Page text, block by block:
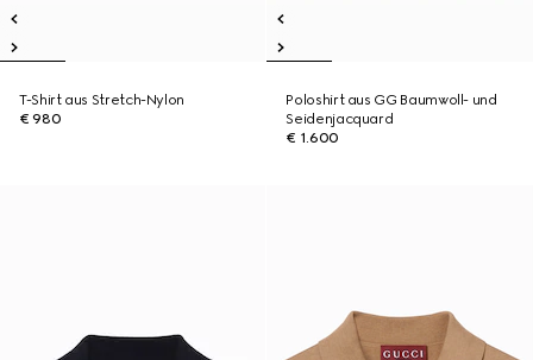
T-Shirt aus Stretch-Nylon
€ 980
Poloshirt aus GG Baumwoll- und
Seidenjacquard
€ 1.600